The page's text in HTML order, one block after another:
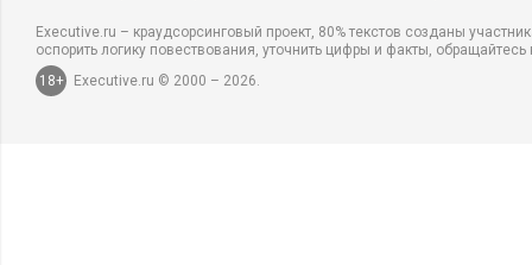
Executive.ru – краудсорсинговый проект, 80% текстов созданы
оспорить логику повествования, уточнить цифры и факты,
18+
Executive.ru © 2000 – 2026.